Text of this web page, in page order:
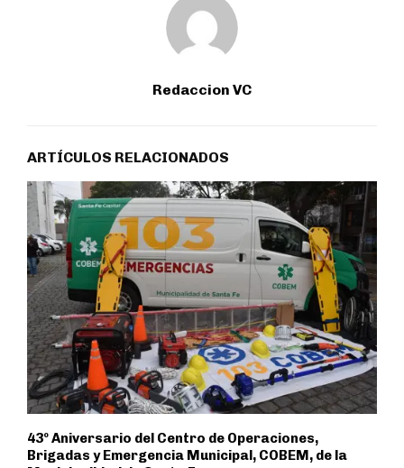
Redaccion VC
ARTÍCULOS RELACIONADOS
43º Aniversario del Centro de Operaciones,
Brigadas y Emergencia Municipal, COBEM, de la